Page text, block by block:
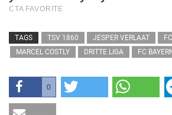
TAGS TSV 1860 JESPER VERLAAT
MARCEL COSTLY
DRITTE LIGA FC
0